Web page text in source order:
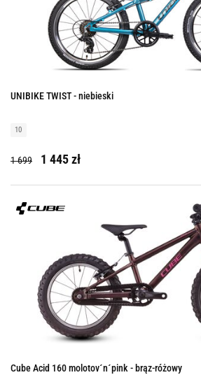
UNIBIKE TWIST - niebieski
10
1 699 1 445 zł
Cube Acid 160 molotov´n´pink - brąz-różowy